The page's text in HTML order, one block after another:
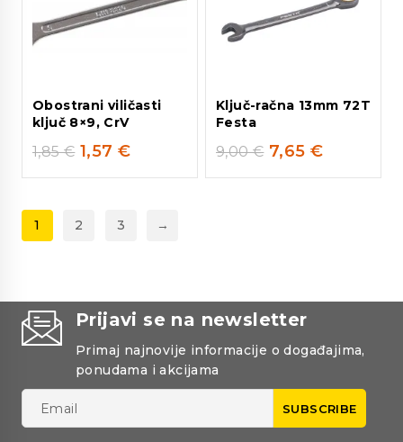
Obostrani viličasti
ključ 8×9, CrV
1,85€ 1,57 €
Ključ-račna 13mm 72T
Festa
9,00€ 7,65 €
1 2 3 →
Prijavi se na newsletter
Primaj najnovije informacije o događajima,
ponudama i akcijama